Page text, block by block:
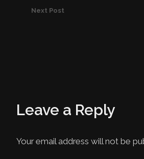
Next Post
Leave a Reply
Your email address will not be